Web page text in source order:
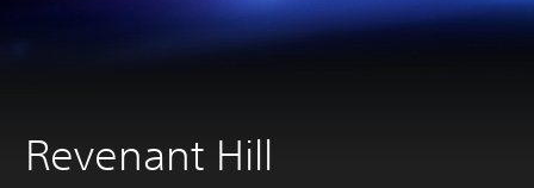
Revenant Hill